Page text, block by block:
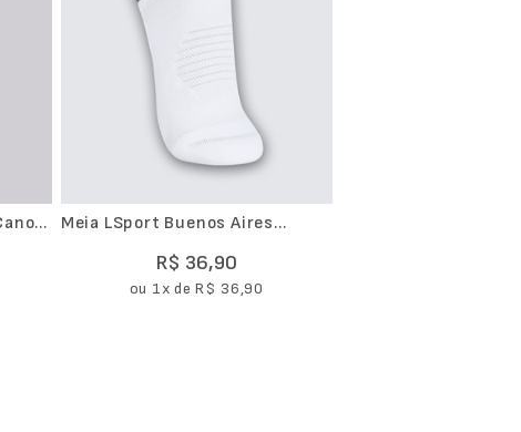
Meia LSport Buenos Aires
R$ 36,90
ou 1x deR$ 36,90